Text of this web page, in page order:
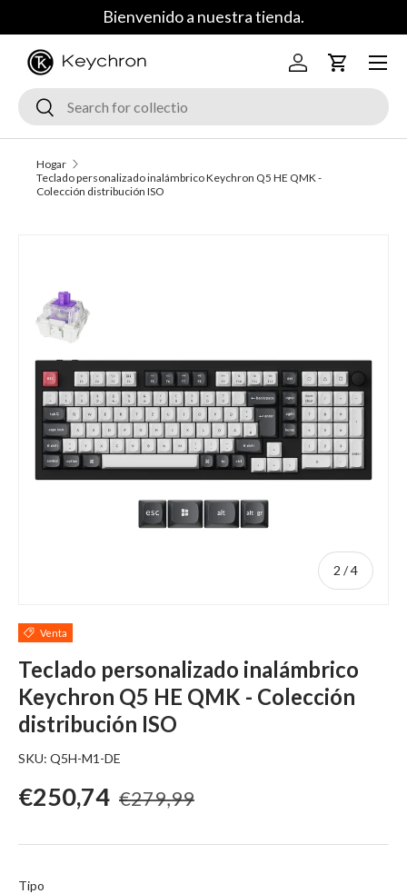
Saltar al contenido
Bienvenido a nuestra tienda.
BuscarBuscar
Iniciar sesión
Carrito
Menú
Hogar
Teclado personalizado inalámbrico Keychron Q5 HE QMK -
Colección distribución ISO
2 /de
4
Venta
Teclado personalizado inalámbrico
Keychron Q5 HE QMK - Colección
distribución ISO
SKU: Q5H-M1-DE
Precio de oferta
€250,74 Precio regular
€279,99
Tipo